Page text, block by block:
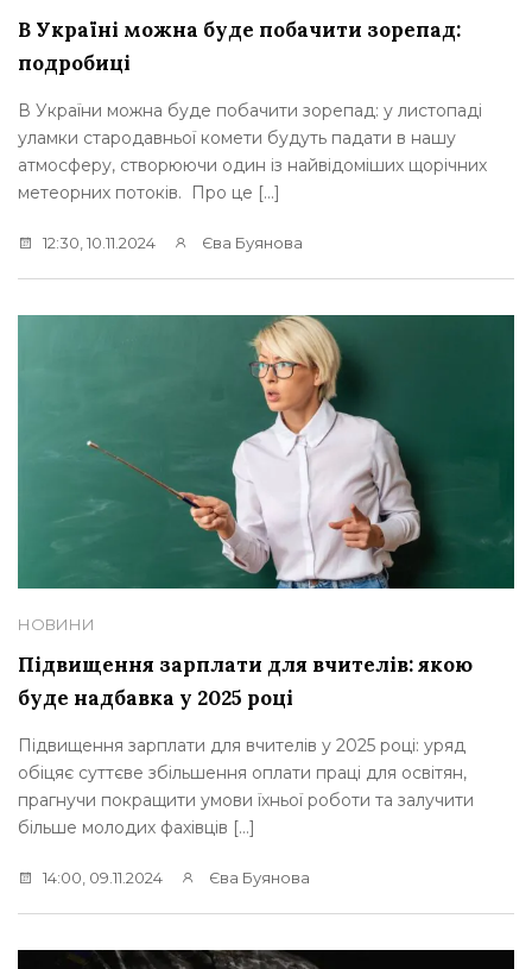
В Україні можна буде побачити зорепад:
подробиці
В України можна буде побачити зорепад: у листопаді
уламки стародавньої комети будуть падати в нашу
атмосферу, створюючи один із найвідоміших щорічних
метеорних потоків. Про це […]
12:30, 10.11.2024 Єва Буянова
НОВИНИ
Підвищення зарплати для вчителів: якою
буде надбавка у 2025 році
Підвищення зарплати для вчителів у 2025 році: уряд
обіцяє суттєве збільшення оплати праці для освітян,
прагнучи покращити умови їхньої роботи та залучити
більше молодих фахівців […]
14:00, 09.11.2024 Єва Буянова